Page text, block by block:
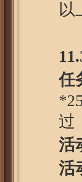
以
11
任
过
活
活